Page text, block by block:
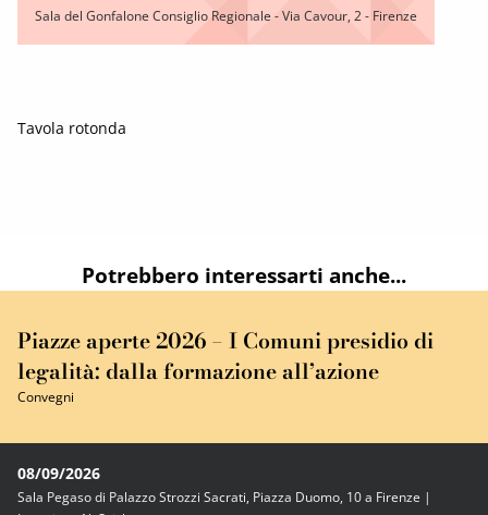
Sala del Gonfalone Consiglio Regionale - Via Cavour, 2 - Firenze
Tavola rotonda
Potrebbero interessarti anche...
Piazze aperte 2026 – I Comuni presidio di
legalità: dalla formazione all’azione
Convegni
08/09/2026
Sala Pegaso di Palazzo Strozzi Sacrati, Piazza Duomo, 10 a Firenze |